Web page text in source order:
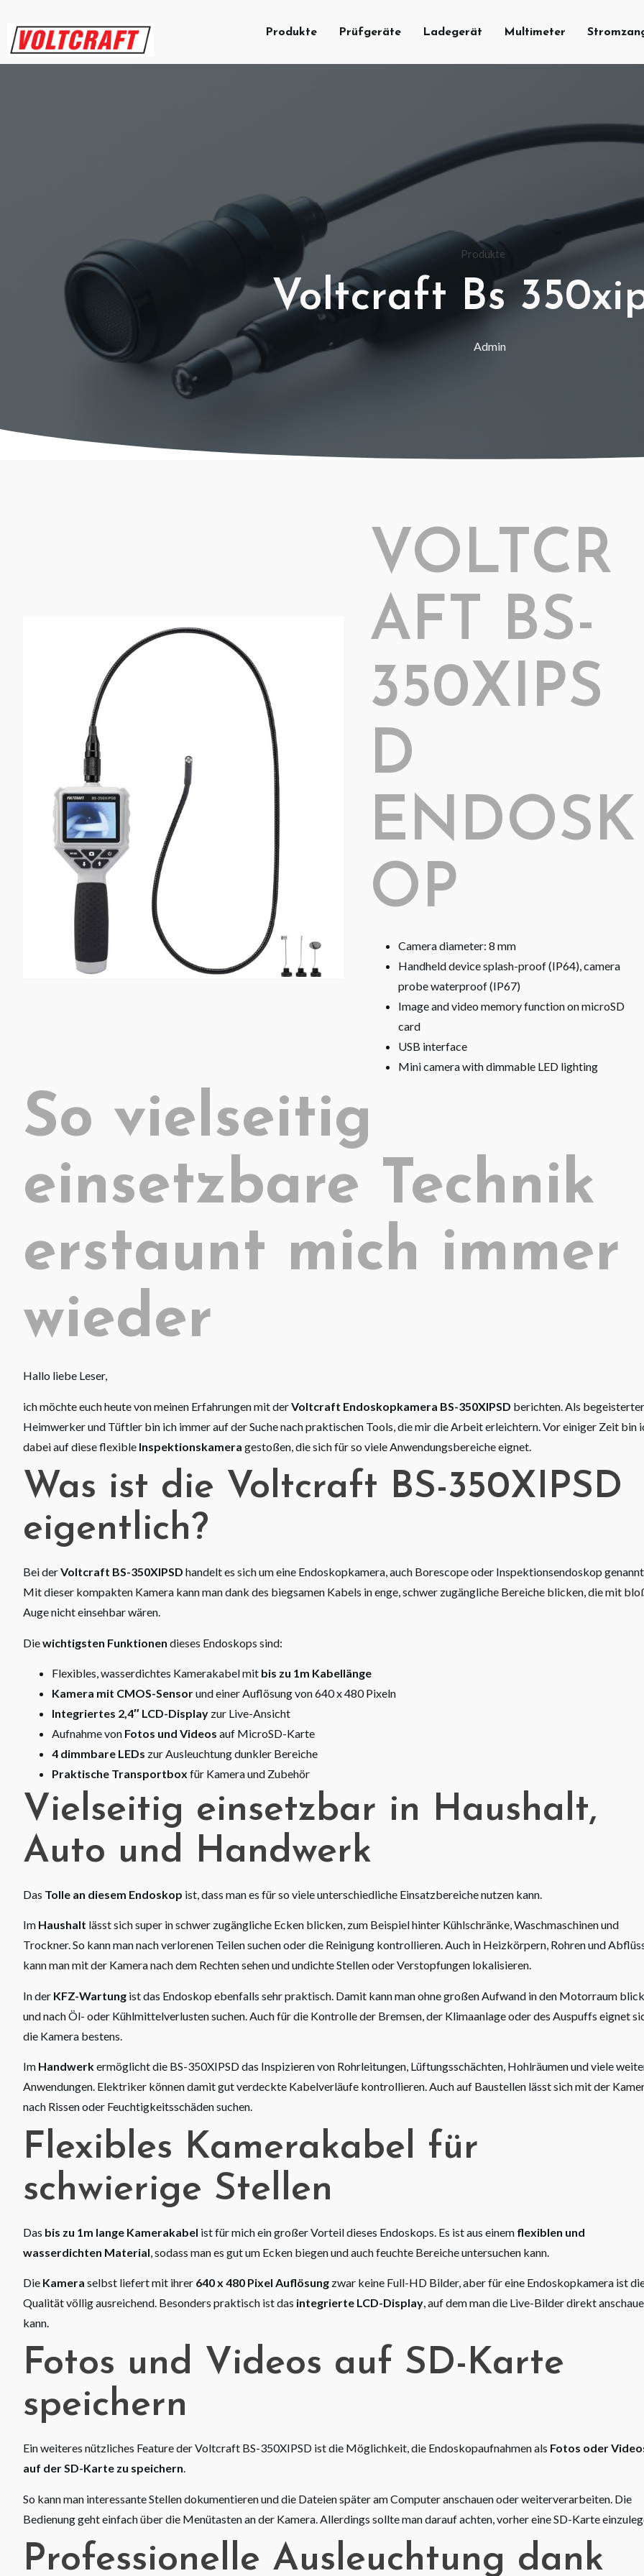
Produkte Prüfgeräte Ladegerät Multimeter
Produkte
Voltcraft Bs
Admin
VOLTCR
AFT BS-
350XIPS
D
ENDOSK
OP
Camera diameter: 8 mm
Handheld device splash-proof (IP64), camera
probe waterproof (IP67)
Image and video memory function on microSD
card
USB interface
Mini camera with dimmable LED lighting
So vielseitig
einsetzbare Technik
erstaunt mich immer
wieder
Hallo liebe Leser,
ich möchte euch heute von meinen Erfahrungen mit derVoltcraft Endoskopkamera BS-350XIPSD berichten. Als begeisterter
Heimwerker und Tüftler bin ich immer auf der Suche nach praktischen Tools, die mir die Arbeit erleichtern. Vor einiger Zeit bin
dabei auf diese flexible Inspektionskamera gestoßen, die sich für so viele Anwendungsbereiche eignet.
Was ist die Voltcraft BS-350XIPSD
eigentlich?
Bei derVoltcraft BS-350XIPSD handelt es sich um eine Endoskopkamera, auch Borescope oder Inspektionsendoskop
Mit dieser kompakten Kamera kann man dank des biegsamen Kabels in enge, schwer zugängliche Bereiche blicken, die mit
Auge nicht einsehbar wären.
Diewichtigsten Funktionen dieses Endoskops sind:
Flexibles, wasserdichtes Kamerakabel mit bis zu 1m Kabellänge
Kamera mit CMOS-Sensorund einer Auflösung von 640 x 480 Pixeln
Integriertes 2,4″ LCD-Display zur Live-Ansicht
Aufnahme von Fotos und Videos auf MicroSD-Karte
4 dimmbare LEDs zur Ausleuchtung dunkler Bereiche
Praktische Transportbox für Kamera und Zubehör
Vielseitig einsetzbar in Haushalt,
Auto und Handwerk
Das Tolle an diesem Endoskop ist, dass man es für so viele unterschiedliche Einsatzbereiche nutzen kann.
Im Haushalt lässt sich super in schwer zugängliche Ecken blicken, zum Beispiel hinter Kühlschränke, Waschmaschinen und
Trockner. So kann man nach verlorenen Teilen suchen oder die Reinigung kontrollieren. Auch in Heizkörpern, Rohren und
kann man mit der Kamera nach dem Rechten sehen und undichte Stellen oder Verstopfungen lokalisieren.
In der KFZ-Wartung ist das Endoskop ebenfalls sehr praktisch. Damit kann man ohne großen Aufwand in den Motorraum
und nach Öl- oder Kühlmittelverlusten suchen. Auch für die Kontrolle der Bremsen, der Klimaanlage oder des Auspuffs eignet
die Kamera bestens.
Im Handwerkermöglicht die BS-350XIPSD das Inspizieren von Rohrleitungen, Lüftungsschächten, Hohlräumen und viele
Anwendungen. Elektriker können damit gut verdeckte Kabelverläufe kontrollieren. Auch auf Baustellen lässt sich mit der
nach Rissen oder Feuchtigkeitsschäden suchen.
Flexibles Kamerakabel für
schwierige Stellen
Das bis zu 1m lange Kamerakabel ist für mich ein großer Vorteil dieses Endoskops. Es ist aus einem flexiblen und
wasserdichten Material , sodass man es gut um Ecken biegen und auch feuchte Bereiche untersuchen kann.
Die Kamera selbst liefert mit ihrer 640 x 480 Pixel Auflösung zwar keine Full-HD Bilder, aber für eine Endoskopkamera ist
Qualität völlig ausreichend. Besonders praktisch ist das integrierte LCD-Display, auf dem man die Live-Bilder direkt
kann.
Fotos und Videos auf SD-Karte
speichern
Ein weiteres nützliches Feature der Voltcraft BS-350XIPSD ist die Möglichkeit, die Endoskopaufnahmen als Fotos oder
auf der SD-Karte zu speichern.
So kann man interessante Stellen dokumentieren und die Dateien später am Computer anschauen oder weiterverarbeiten. Die
Bedienung geht einfach über die Menütasten an der Kamera. Allerdings sollte man darauf achten, vorher eine SD-Karte
Professionelle Ausleuchtung dank